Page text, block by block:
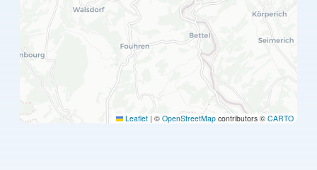
Leaflet | © OpenStreetMap contributors © CARTO